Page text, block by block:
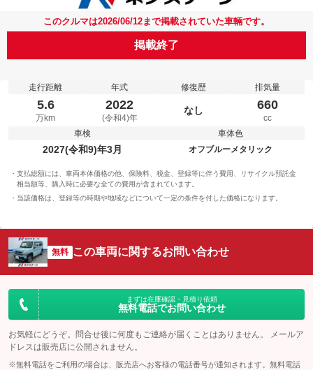
このクルマは2026/06/12まで掲載されていた車輛です。
掲載終了
走行距離
5.6
万km
年式
2022
(令和4)年
修復歴
なし
排気量
660
cc
車検
2027(令和9)年3月
車体色
オフブルーメタリック
支払総額には、車両本体価格の他、保険料、税金、登録等に伴う費用、リサイクル預託金
相当額等、購入時に必要な全ての費用が含まれています。
当該価格は、登録等の時期や地域などについて一定の条件を付した価格になります。
無料 この車両に関するお問い合わせ
まずは在庫確認・見積り依頼
無料電話でお問い合わせ
お気軽にどうぞ。問合せ後に何度もご連絡が届くことはありません。 メールア
ドレスは販売店に公開されません。
※無料電話をご利用の場合は、販売店へお客様の電話番号が通知されます。無料電話